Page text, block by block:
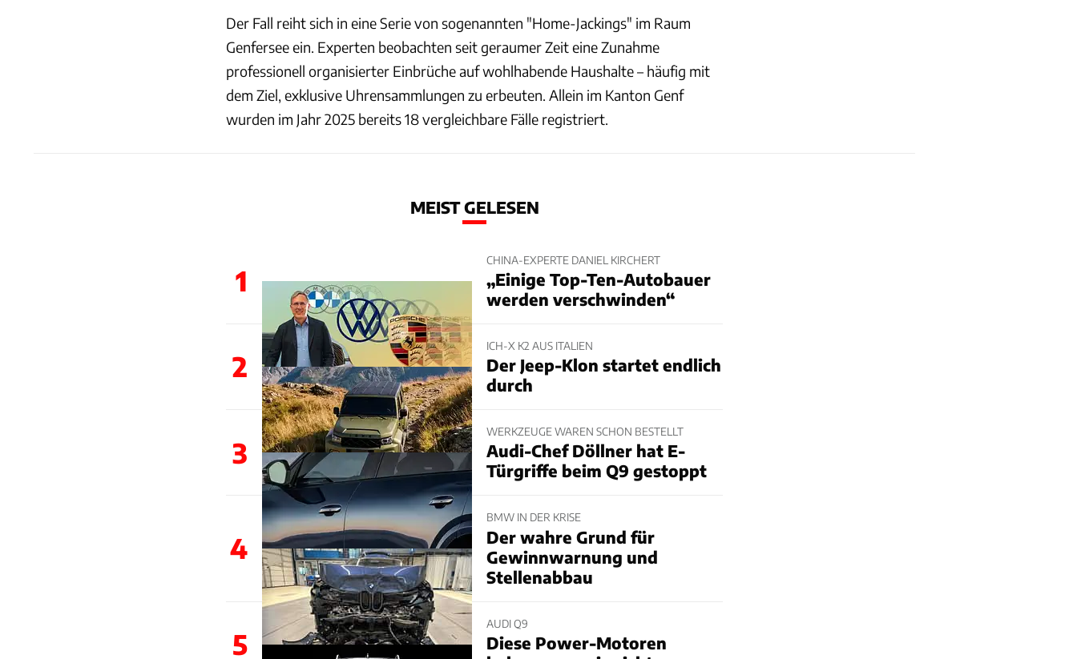
Der Fall reiht sich in eine Serie von sogenannten "Home-Jackings" im Raum
Genfersee ein. Experten beobachten seit geraumer Zeit eine Zunahme
professionell organisierter Einbrüche auf wohlhabende Haushalte – häufig mit
dem Ziel, exklusive Uhrensammlungen zu erbeuten. Allein im Kanton Genf
wurden im Jahr 2025 bereits 18 vergleichbare Fälle registriert.
MEIST GELESEN
1
CHINA-EXPERTE DANIEL KIRCHERT
„Einige Top-Ten-Autobauer
werden verschwinden“
2
ICH-X K2 AUS ITALIEN
Der Jeep-Klon startet endlich
durch
3
WERKZEUGE WAREN SCHON BESTELLT
Audi-Chef Döllner hat E-
Türgriffe beim Q9 gestoppt
4
BMW IN DER KRISE
Der wahre Grund für
Gewinnwarnung und
Stellenabbau
5
AUDI Q9
Diese Power-Motoren